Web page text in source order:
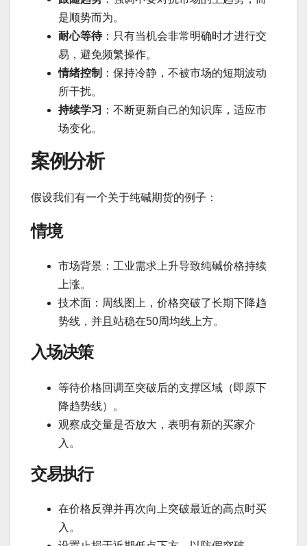
是顺势而为。
耐心等待：只有当机会非常明确时才进行交
易，避免频繁操作。
情绪控制 ：保持冷静，不被市场的短期波动
所干扰。
持续学习 ：不断更新自己的知识库，适应市
场变化。
案例分析
假设我们有一个关于纯碱期货的例子：
情境
市场背景：工业需求上升导致纯碱价格持续
上涨。
技术面：周线图上，价格突破了长期下降趋
势线，并且站稳在50周均线上方。
入场决策
等待价格回调至突破后的支撑区域（即原下
降趋势线）。
观察成交量是否放大，表明有新的买家介
入。
交易执行
在价格反弹并再次向上突破最近的高点时买
入。